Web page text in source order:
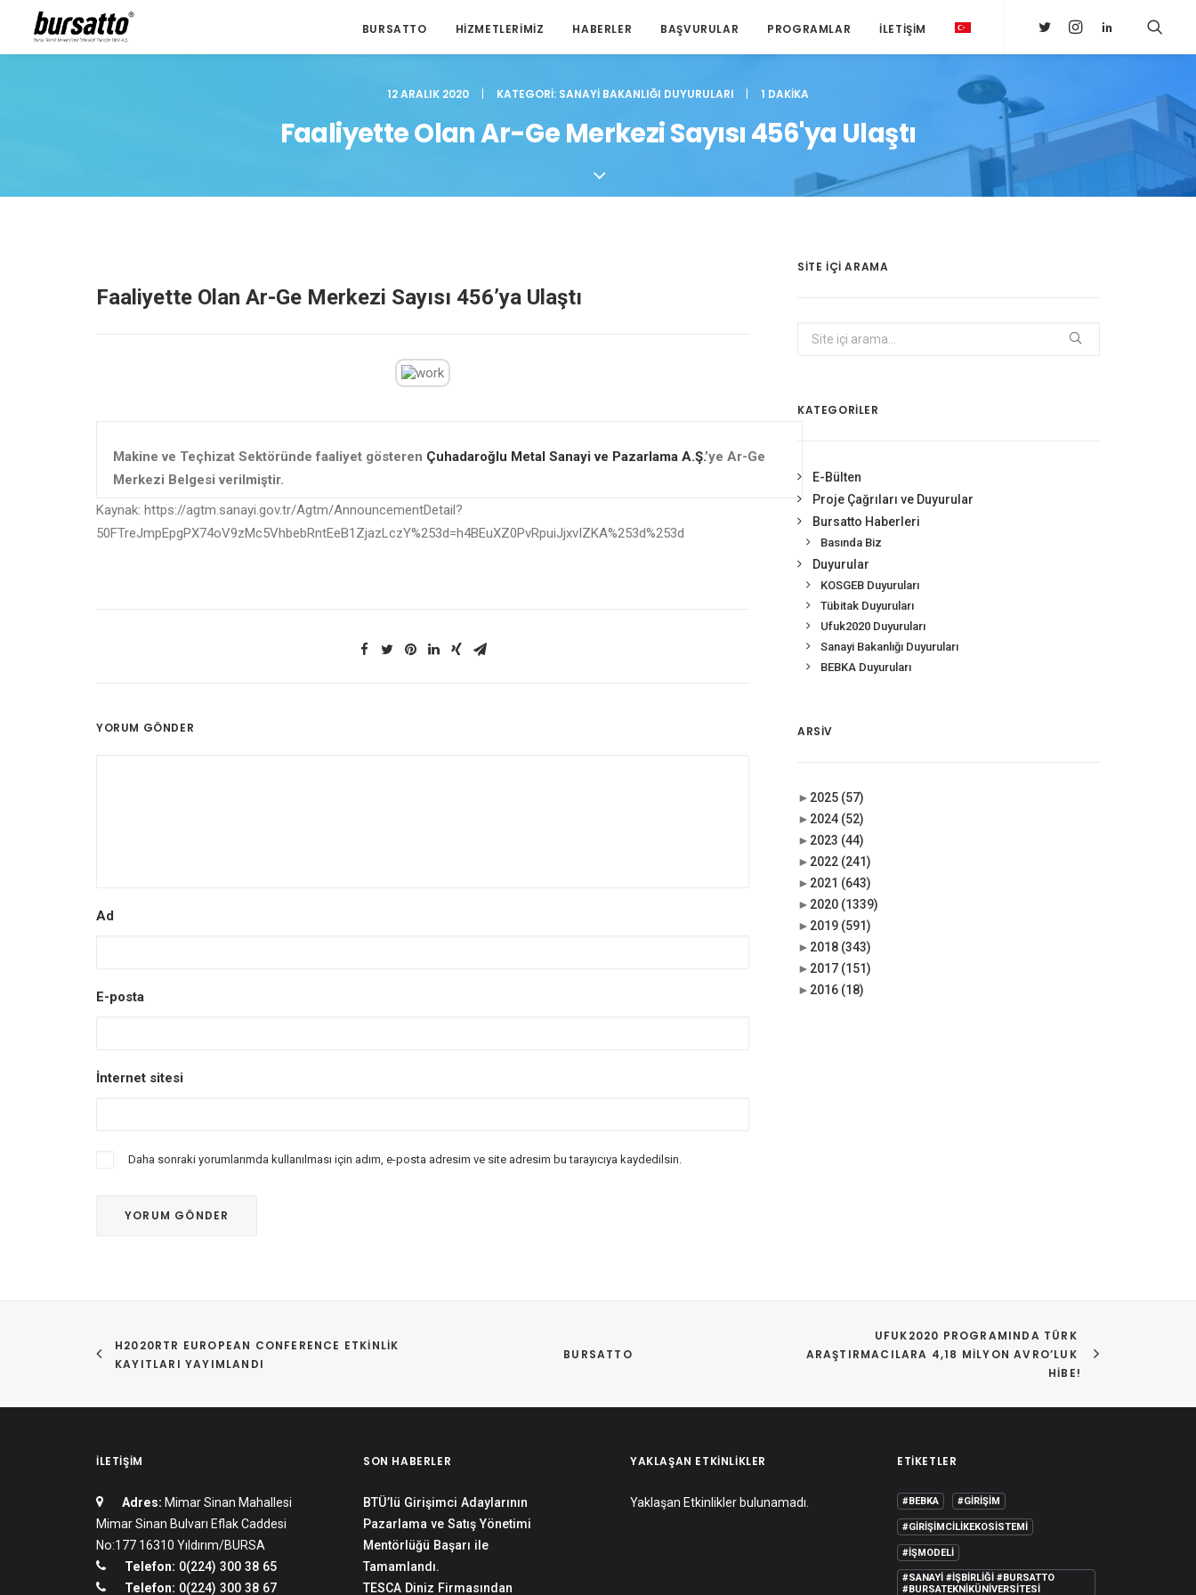
BURSATTO HIZMETLERIMIZ HABERLER BAŞVURULAR PROGRAMLAR İLETIŞIM
12 ARALIK 2020 | KATEGORI: SANAYI BAKANLIĞI DUYURULARI | 1 DAKIKA
Faaliyette Olan Ar-Ge Merkezi Sayısı 456'ya Ulaştı
Faaliyette Olan Ar-Ge Merkezi Sayısı 456’ya Ulaştı
Makine ve Teçhizat Sektöründe faaliyet gösteren Çuhadaroğlu Metal Sanayi ve Pazarlama A.Ş.’ye Ar-Ge
Merkezi Belgesi verilmiştir.
Kaynak: https://agtm.sanayi.gov.tr/Agtm/AnnouncementDetail?
50FTreJmpEpgPX74oV9zMc5VhbebRntEeB1ZjazLczY%253d=h4BEuXZ0PvRpuiJjxvIZKA%253d%253d
YORUM GÖNDER
Ad
E-posta
İnternet sitesi
Daha sonraki yorumlarımda kullanılması için adım, e-posta adresim ve site adresim bu tarayıcıya kaydedilsin.
SITE IÇI ARAMA
KATEGORİLER
E-Bülten
Proje Çağrıları ve Duyurular
Bursatto Haberleri
Basında Biz
Duyurular
KOSGEB Duyuruları
Tübitak Duyuruları
Ufuk2020 Duyuruları
Sanayi Bakanlığı Duyuruları
BEBKA Duyuruları
ARSIV
► 2025 (57)
► 2024 (52)
► 2023 (44)
► 2022 (241)
► 2021 (643)
► 2020 (1339)
► 2019 (591)
► 2018 (343)
► 2017 (151)
► 2016 (18)
H2020RTR EUROPEAN CONFERENCE ETKINLIK
KAYITLARI YAYIMLANDI
BURSATTO
UFUK2020 PROGRAMINDA TÜRK
ARAŞTIRMACILARA 4,18 MILYON AVRO’LUK
HIBE!
İLETIŞIM
Adres: Mimar Sinan Mahallesi
Mimar Sinan Bulvarı Eflak Caddesi
No:177 16310 Yıldırım/BURSA
Telefon: 0(224) 300 38 65
Telefon: 0(224) 300 38 67
SON HABERLER
BTÜ’lü Girişimci Adaylarının
Pazarlama ve Satış Yönetimi
Mentörlüğü Başarı ile
Tamamlandı.
TESCA Diniz Firmasından
YAKLAŞAN ETKINLIKLER
Yaklaşan Etkinlikler bulunamadı.
ETIKETLER
#BEBKA #GIRIŞIM
#GIRIŞIMCILIKEKOSISTEMI
#IŞMODELI
#SANAYI #IŞBIRLIĞI #BURSATTO
#BURSATEKNIKÜNIVERSITESI